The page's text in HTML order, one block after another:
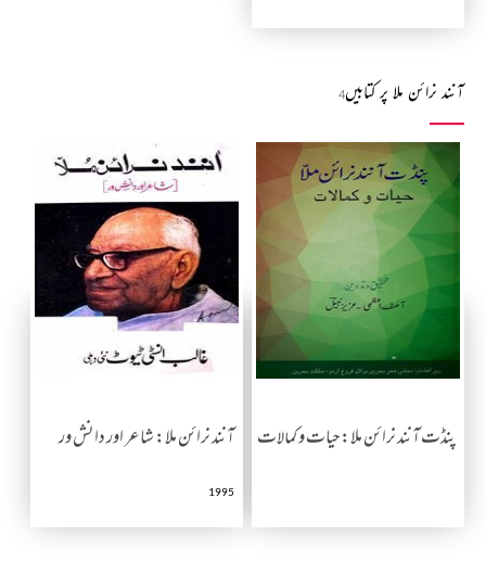
آنند نرائن ملا پر کتابیں4
پنڈت آنند نرائن ملا:حیات و کمالات آنند نرائن ملا: شاعر اور دانش ور
1995